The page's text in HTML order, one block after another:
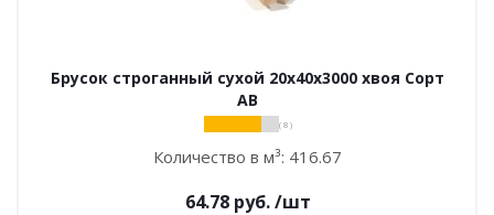
Брусок строганный сухой 20х40х3000 хвоя Сорт
АВ
( 8 )
Количество в м³: 416.67
64.78руб. /шт